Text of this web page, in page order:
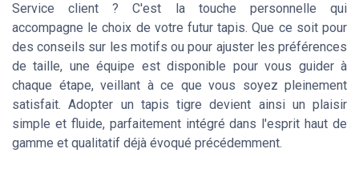
Service client ? C'est la touche personnelle qui
accompagne le choix de votre futur tapis. Que ce soit pour
des conseils sur les motifs ou pour ajuster les préférences
de taille, une équipe est disponible pour vous guider à
chaque étape, veillant à ce que vous soyez pleinement
satisfait. Adopter un tapis tigre devient ainsi un plaisir
simple et fluide, parfaitement intégré dans l'esprit haut de
gamme et qualitatif déjà évoqué précédemment.